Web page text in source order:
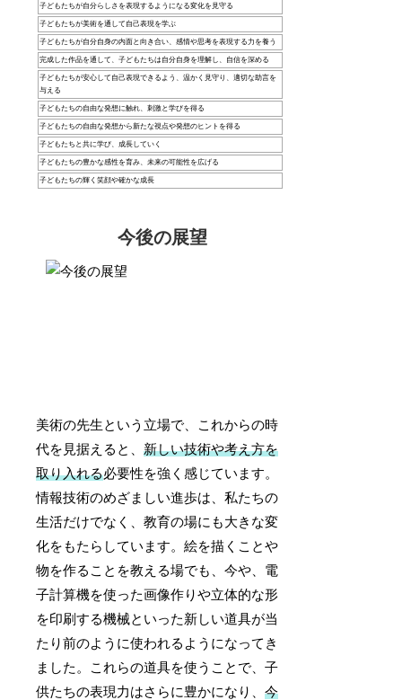
子どもたちが自分らしさを表現するようになる変化を見守る
子どもたちが美術を通して自己表現を学ぶ
子どもたちが自分自身の内面と向き合い、感情や思考を表現する力を養う
完成した作品を通して、子どもたちは自分自身を理解し、自信を深める
子どもたちが安心して自己表現できるよう、温かく見守り、適切な助言を
与える
子どもたちの自由な発想に触れ、刺激と学びを得る
子どもたちの自由な発想から新たな視点や発想のヒントを得る
子どもたちと共に学び、成長していく
子どもたちの豊かな感性を育み、未来の可能性を広げる
子どもたちの輝く笑顔や確かな成長
今後の展望
美術の先生という立場で、これからの時
代を見据えると、新しい技術や考え方を
取り入れる必要性を強く感じています。
情報技術のめざましい進歩は、私たちの
生活だけでなく、教育の場にも大きな変
化をもたらしています。絵を描くことや
物を作ることを教える場でも、今や、電
子計算機を使った画像作りや立体的な形
を印刷する機械といった新しい道具が当
たり前のように使われるようになってき
ました。これらの道具を使うことで、子
供たちの表現力はさらに豊かになり、今